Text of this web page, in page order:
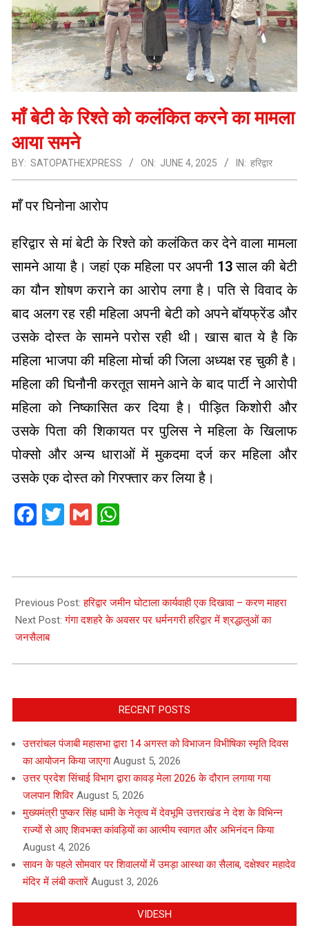
माँ बेटी के रिश्ते को कलंकित करने का मामला
आया समने
BY: SATOPATHEXPRESS ON: JUNE 4, 2025 IN: हरिद्वार
माँ पर घिनोना आरोप
हरिद्वार से मां बेटी के रिश्ते को कलंकित कर देने वाला मामला
सामने आया है। जहां एक महिला पर अपनी 13 साल की बेटी
का यौन शोषण कराने का आरोप लगा है। पति से विवाद के
बाद अलग रह रही महिला अपनी बेटी को अपने बॉयफ्रेंड और
उसके दोस्त के सामने परोस रही थी। खास बात ये है कि
महिला भाजपा की महिला मोर्चा की जिला अध्यक्ष रह चुकी है।
महिला की घिनौनी करतूत सामने आने के बाद पार्टी ने आरोपी
महिला को निष्कासित कर दिया है। पीड़ित किशोरी और
उसके पिता की शिकायत पर पुलिस ने महिला के खिलाफ
पोक्सो और अन्य धाराओं में मुकदमा दर्ज कर महिला और
उसके एक दोस्त को गिरफ्तार कर लिया है।
Facebook
Twitter
Gmail
06-
04
Previous Post:हरिद्वार जमीन घोटाला कार्यवाही एक दिखावा – करण माहरा
Next Post:गंगा दशहरे के अवसर पर धर्मनगरी हरिद्वार में श्रद्धालुओं का
जनसैलाब
RECENT POSTS
उत्तरांचल पंजाबी महासभा द्वारा 14 अगस्त को विभाजन विभीषिका स्मृति दिवस
का आयोजन किया जाएगा August 5, 2026
उत्तर प्रदेश सिंचाई विभाग द्वारा कावड़ मेला 2026 के दौरान लगाया गया
जलपान शिविर August 5, 2026
मुख्यमंत्री पुष्कर सिंह धामी के नेतृत्व में देवभूमि उत्तराखंड ने देश के विभिन्न
राज्यों से आए शिवभक्त कांवड़ियों का आत्मीय स्वागत और अभिनंदन किया
August 4, 2026
सावन के पहले सोमवार पर शिवालयों में उमड़ा आस्था का सैलाब, दक्षेश्वर महादेव
मंदिर में लंबी कतारें August 3, 2026
VIDESH